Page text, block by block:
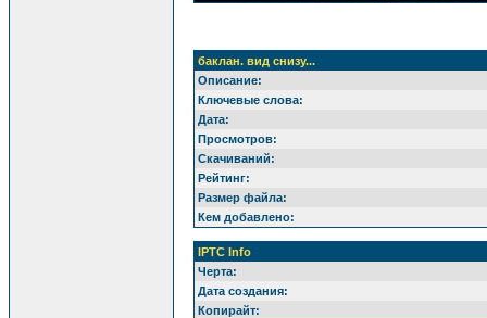
баклан. вид снизу...
Описание:
Ключевые слова:
Дата:
Просмотров:
Скачиваний:
Рейтинг:
Размер файла:
Кем добавлено:
IPTC Info
Черта:
Дата создания:
Копирайт: